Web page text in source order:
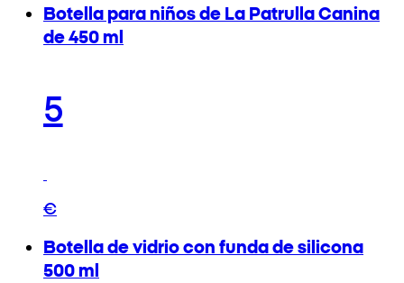
Botella para niños de La Patrulla Canina
de 450 ml
5
€
Botella de vidrio con funda de silicona
500 ml